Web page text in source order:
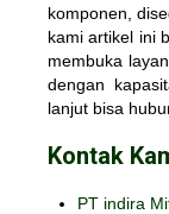
komponen,
kami artikel ini
membuka
dengan
lanjut bisa
Kontak
PT indira